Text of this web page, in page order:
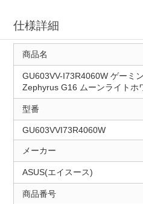
仕様詳細
商品名
GU603VV-I73R4060W ゲーミ
Zephyrus G16 ムーンライトホ
型番
GU603VVI73R4060W
メーカー
ASUS(エイスース)
商品番号